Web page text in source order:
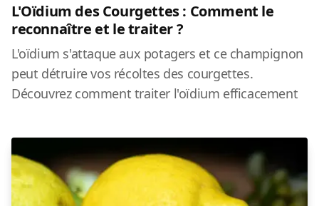
L'Oïdium des Courgettes : Comment le
reconnaître et le traiter ?
L'oïdium s'attaque aux potagers et ce champignon
peut détruire vos récoltes des courgettes.
Découvrez comment traiter l'oïdium efficacement